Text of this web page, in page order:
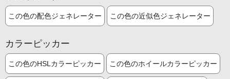
この色の配色ジェネレーター この色の近似色ジェネレーター
カラーピッカー
この色のHSLカラーピッカー この色のホイールカラーピッカー